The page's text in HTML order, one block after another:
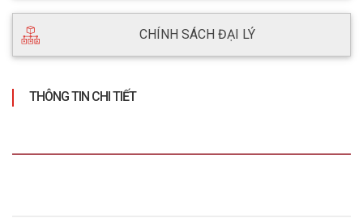
CHÍNH SÁCH ĐẠI LÝ
THÔNG TIN CHI TIẾT